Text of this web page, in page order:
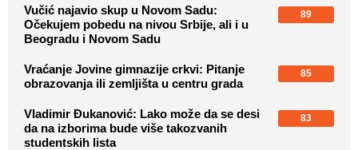
Vučić najavio skup u Novom Sadu:
Očekujem pobedu na nivou Srbije, ali i u
Beogradu i Novom Sadu
89
Vraćanje Jovine gimnazije crkvi: Pitanje
obrazovanja ili zemljišta u centru grada
85
Vladimir Đukanović: Lako može da se desi
da na izborima bude više takozvanih
studentskih lista
83